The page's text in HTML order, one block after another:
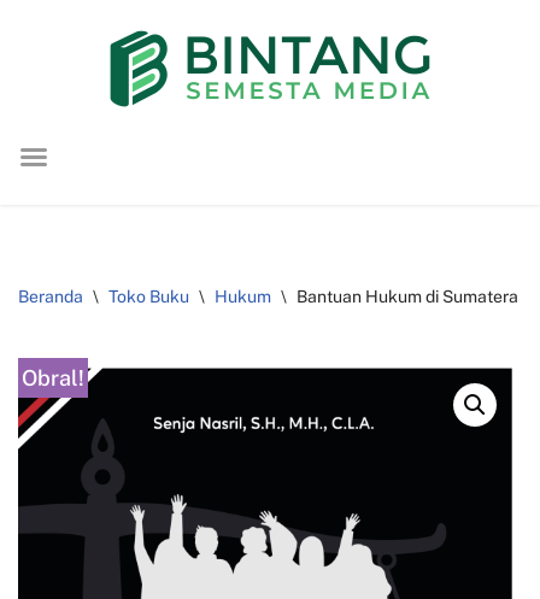
konten
Beranda \ Toko Buku \ Hukum \ Bantuan Hukum di Sumatera
Obral!